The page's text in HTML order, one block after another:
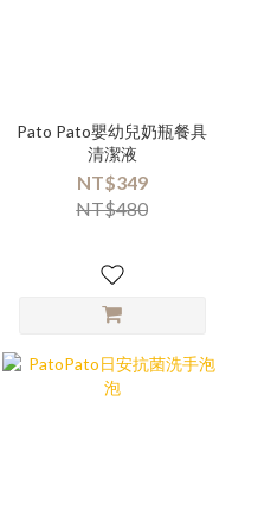
Pato Pato嬰幼兒奶瓶餐具
清潔液
NT$349
NT$480